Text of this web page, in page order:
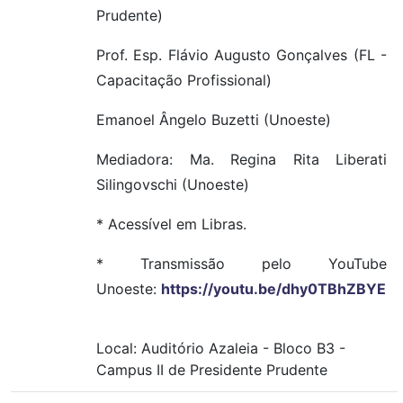
Prudente)
Prof. Esp. Flávio Augusto Gonçalves (FL -
Capacitação Profissional)
Emanoel Ângelo Buzetti (Unoeste)
Mediadora: Ma. Regina Rita Liberati
Silingovschi (Unoeste)
* Acessível em Libras.
* Transmissão pelo YouTube
Unoeste: https://youtu.be/dhy0TBhZBYE
Local: Auditório Azaleia - Bloco B3 -
Campus II de Presidente Prudente